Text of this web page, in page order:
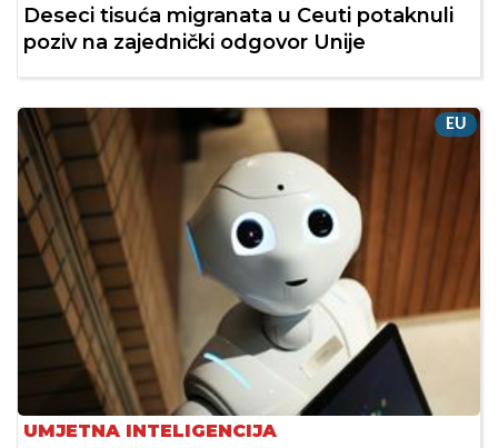
Deseci tisuća migranata u Ceuti potaknuli
poziv na zajednički odgovor Unije
EU
UMJETNA INTELIGENCIJA